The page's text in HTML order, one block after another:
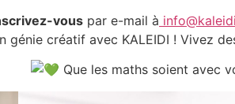
vous par e-mail à
génie créatif avec KALEIDI ! Vivez
Que les maths soient avec